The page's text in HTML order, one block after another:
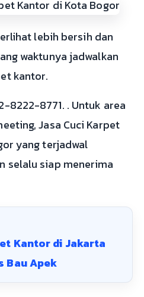
lebih bersih dan
waktunya jadwalkan
kantor.
8222-8771. . Untuk area
Jasa Cuci Karpet
yang terjadwal
selalu siap menerima
Kantor di Jakarta
Bau Apek